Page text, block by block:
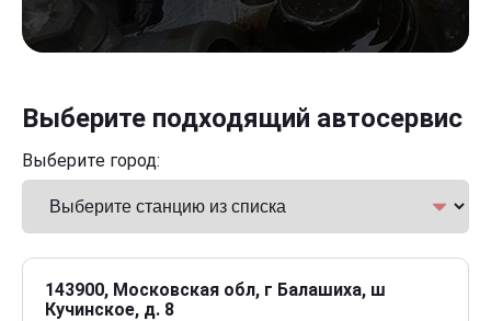
Выберите подходящий автосервис
Выберите город:
143900, Московская обл, г Балашиха, ш
Кучинское, д. 8